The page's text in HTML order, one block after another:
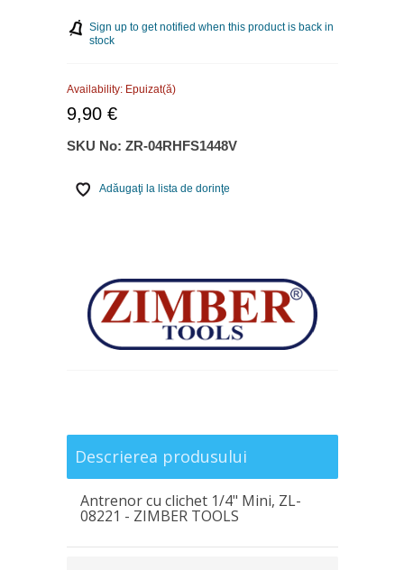
Sign up to get notified when this product is back in
stock
Availability: Epuizat(ă)
9,90 €
SKU No: ZR-04RHFS1448V
Adăugaţi la lista de dorinţe
Descrierea produsului
Antrenor cu clichet 1/4" Mini, ZL-
08221 - ZIMBER TOOLS